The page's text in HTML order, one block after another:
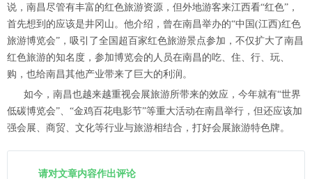
说，南昌尽管有丰富的红色旅游资源，但外地游客来江西看“红色”，
首先想到的应该是井冈山。他介绍，曾在南昌举办的“中国(江西)红色
旅游博览会”，吸引了全国超百家红色旅游景点参加，不仅扩大了南昌
红色旅游的知名度，参加博览会的人员在南昌的吃、住、行、玩、
购，也给南昌其他产业带来了巨大的利润。
如今，南昌也越来越重视会展旅游所带来的效应，今年就有“世界
低碳博览会”、“金鸡百花电影节”等重大活动在南昌举行，但还应该加
强会展、商贸、文化等行业与旅游相结合，打好会展旅游特色牌。
请对文章内容作出评论